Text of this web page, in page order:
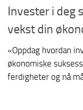
Invester i deg
vekst din
«Oppdag hvordan
økonomiske
ferdigheter og nå